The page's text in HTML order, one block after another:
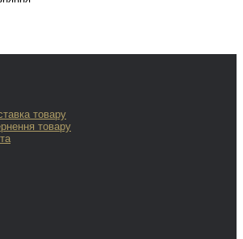
товару
товару